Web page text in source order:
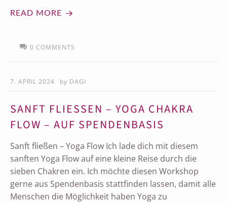
READ MORE
0 COMMENTS
7. APRIL 2024 by DAGI
SANFT FLIESSEN – YOGA CHAKRA F
LOW – AUF SPENDENBASIS
Sanft fließen – Yoga Flow Ich lade dich mit diesem
sanften Yoga Flow auf eine kleine Reise durch die
sieben Chakren ein. Ich möchte diesen Workshop
gerne aus Spendenbasis stattfinden lassen, damit alle
Menschen die Möglichkeit haben Yoga zu